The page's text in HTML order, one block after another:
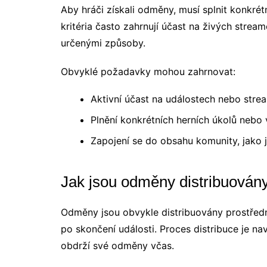
Aby hráči získali odměny, musí splnit
kritéria často zahrnují účast na živých
určenými způsoby.
Obvyklé požadavky mohou zahrnovat:
Aktivní účast na událostech nebo
Plnění konkrétních herních úkolů nebo
Zapojení se do obsahu komunity,
Jak jsou odměny
Odměny jsou obvykle distribuovány
po skončení události. Proces distribuce je
obdrží své odměny včas.